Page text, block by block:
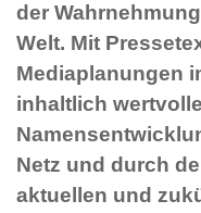
der
Welt. Mit
Mediaplanungen
inhaltlich
Netz und durch
aktuellen und